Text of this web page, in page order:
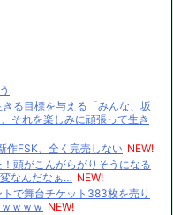
る目標を与える「みんな、坂
それを楽しみに頑張って生き
作FSK、全く完売しない NEW!
頭がこんがらがりそうになる
なんだなぁ… NEW!
で舞台チケット383枚を売り
ｗｗｗ NEW!